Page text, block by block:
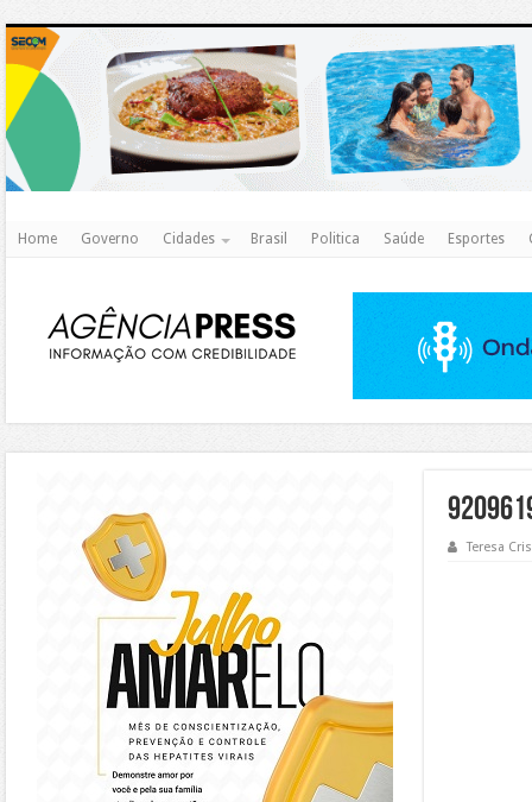
Home Governo Cidades Brasil Politica Saúde Esportes
Teresa